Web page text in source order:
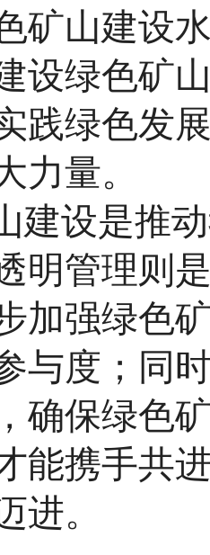
矿山建设
设绿色矿
践绿色发
力量。
建设是推
明管理则
加强绿色
与度；同
确保绿色
能携手共
进。